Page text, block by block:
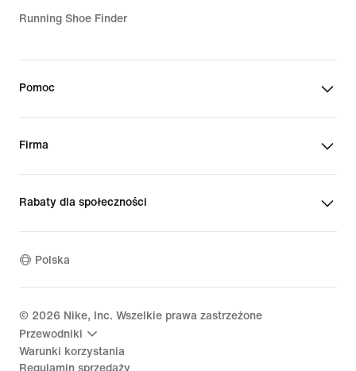
Running Shoe Finder
Pomoc
Firma
Rabaty dla społeczności
Polska
© 2026 Nike, Inc. Wszelkie prawa zastrzeżone
Przewodniki
Warunki korzystania
Regulamin sprzedaży